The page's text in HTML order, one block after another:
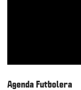
Agenda Futbolera